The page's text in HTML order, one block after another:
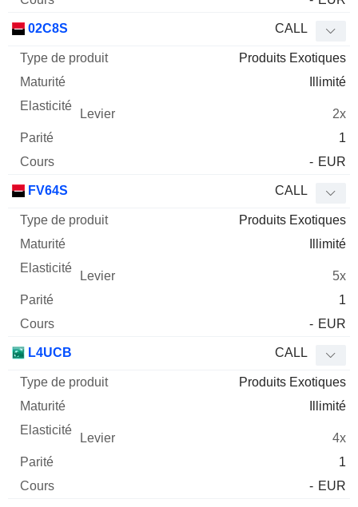
02C8S CALL
Produits Exotiques
Illimité
2x
1
- EUR
FV64S CALL
Produits Exotiques
Illimité
5x
1
- EUR
L4UCB CALL
Produits Exotiques
Illimité
4x
1
- EUR